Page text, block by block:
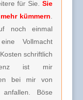
für Sie.Sie
kümmern
noch einmal
Vollmacht
schriftlich
ist mir
bei mir von
Böse